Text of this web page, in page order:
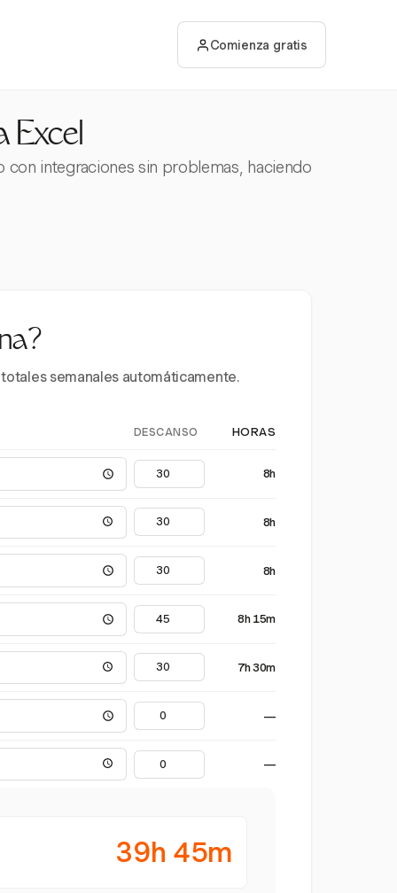
Comienza gratis
Excel
con integraciones sin problemas, haciendo
semanales automáticamente.
DESCANSO HORAS
8h
8h
8h
8h 15m
7h 30m
—
—
39h 45m